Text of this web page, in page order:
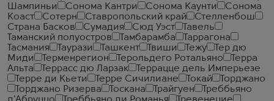
Шампиньи
Сонома Кантри Сонома Каунти
Сонома
Коаст
Сотерн Ставропольский край
Стелленбош
Страна Басков
Сумадия Сюд Уэст
Тавель
Таманский полуостров
Тамбарамба
Таррагона
Тасмания
Таурази Ташкент Твиши Тежу
Тер дю
Миди
Терменрегион Терольдего Ротальяно
Терра
Альта
Террасс дю Ларзак
Террацце дель Имперьезе
Терре ди Кьети
Терре Сичилиане Токай
Торджано
Торджано Ризерва
Тоскана Трайгуен
Треббьяно